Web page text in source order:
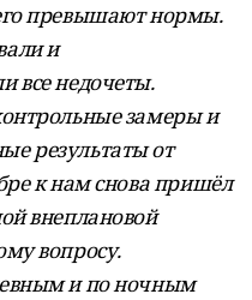
превышают нормы.
и
все недочеты.
замеры и
результаты от
к нам снова пришёл
внеплановой
вопросу.
и по ночным